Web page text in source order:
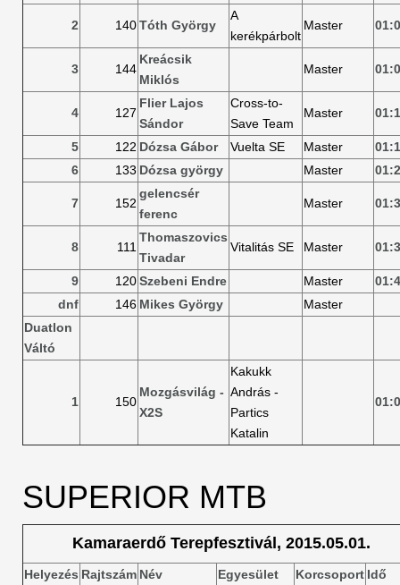
2 140Tóth György
A
kerékpárbolt
Master
3 144
Kreácsik
Miklós
Master
4 127
Flier Lajos
Sándor
Cross-to-
Save Team
Master
5 122 Dózsa Gábor Vuelta SE Master
6
133 Dózsa györgy Master
7 152
gelencsér
ferenc
Master
8 111
Thomaszovics
Tivadar
Vitalitás SE Master
9 120Szebeni Endre Master
dnf
146 Mikes György
Master
Duatlon
Váltó
1 150
Mozgásvilág -
X2S
Kakukk
András -
Partics
Katalin
SUPERIOR MTB
Kamaraerdő Terepfesztivál, 2015.05.01.
Helyezés Rajtszám Név Egyesület Korcsoport Idő